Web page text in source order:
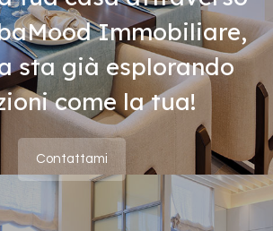
Immobiliare,
sta già esplorando
come la tua!
Contattami